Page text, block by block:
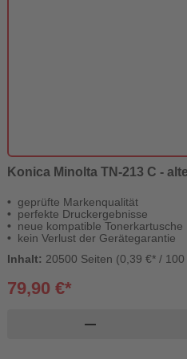
Konica Minolta TN-213 C -
geprüfte Markenqualität
perfekte Druckergebnisse
neue kompatible Tonerkartusche
kein Verlust der Gerätegarantie
Inhalt: 20500 Seiten (0,39 €* / 100
79,90 €*
remove